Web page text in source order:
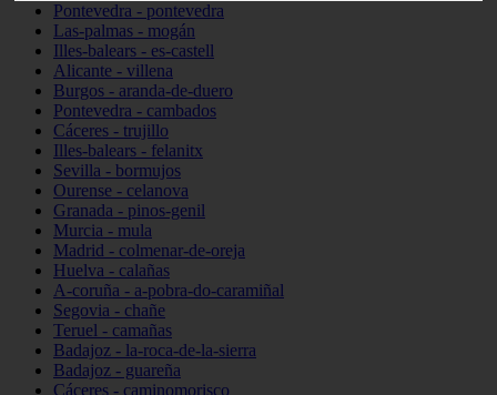
Pontevedra - pontevedra
Las-palmas - mogán
Illes-balears - es-castell
Alicante - villena
Burgos - aranda-de-duero
Pontevedra - cambados
Cáceres - trujillo
Illes-balears - felanitx
Sevilla - bormujos
Ourense - celanova
Granada - pinos-genil
Murcia - mula
Madrid - colmenar-de-oreja
Huelva - calañas
A-coruña - a-pobra-do-caramiñal
Segovia - chañe
Teruel - camañas
Badajoz - la-roca-de-la-sierra
Badajoz - guareña
Cáceres - caminomorisco